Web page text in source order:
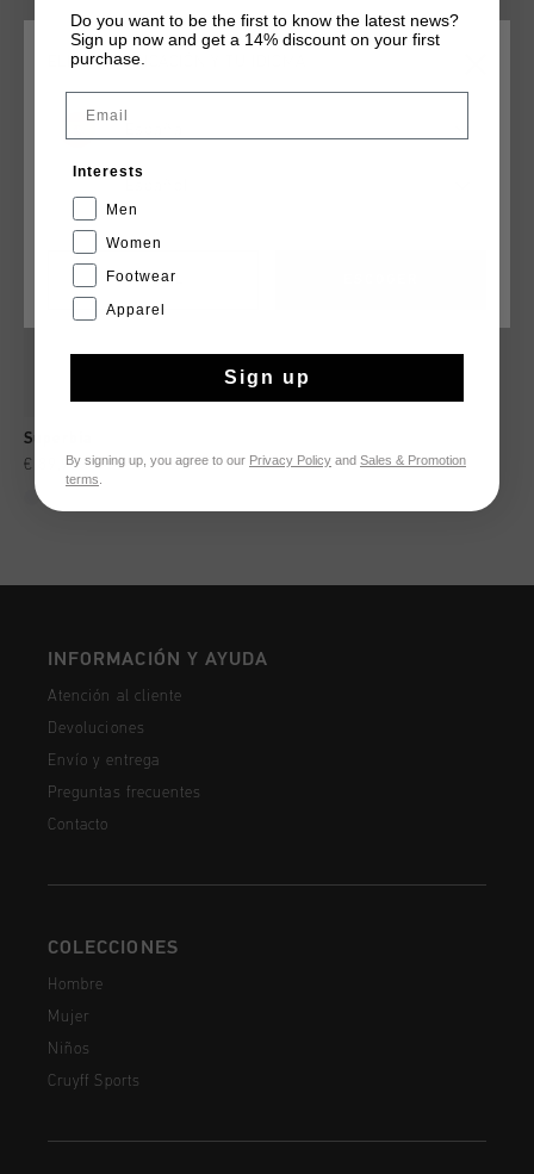
QUIZÁ TU GUSTA ESTO
rebajas
Superbia
€ 89,95 € 129,95
INFORMACIÓN Y AYUDA
Atención al cliente
Devoluciones
Envío y entrega
Preguntas frecuentes
Contacto
COLECCIONES
Hombre
Mujer
Niños
Cruyff Sports
ELIGE TU UBICACIÓN Y TU IDIOMA
CANCEL
Do you want to be the first to know the latest news?
Sign up now and get a 14% discount on your first
purchase.
Interests
Men
Women
Footwear
Apparel
Sign up
By signing up, you agree to our Privacy Policy and Sales & Promotion
terms